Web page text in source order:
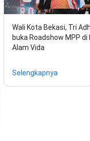
Wali Kota Bekasi, Tri
buka Roadshow MPP di
Alam Vida
Selengkapnya